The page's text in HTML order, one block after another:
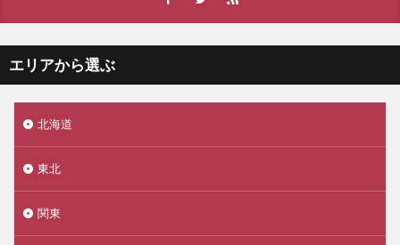
エリアから選ぶ
北海道
東北
関東